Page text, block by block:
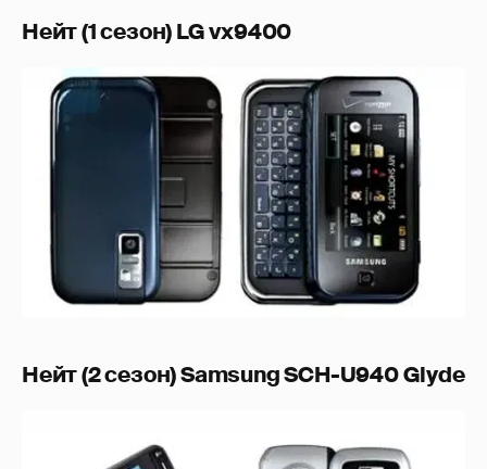
Нейт (1 сезон) LG vx9400
Нейт (2 сезон) Samsung SCH-U940 Glyde